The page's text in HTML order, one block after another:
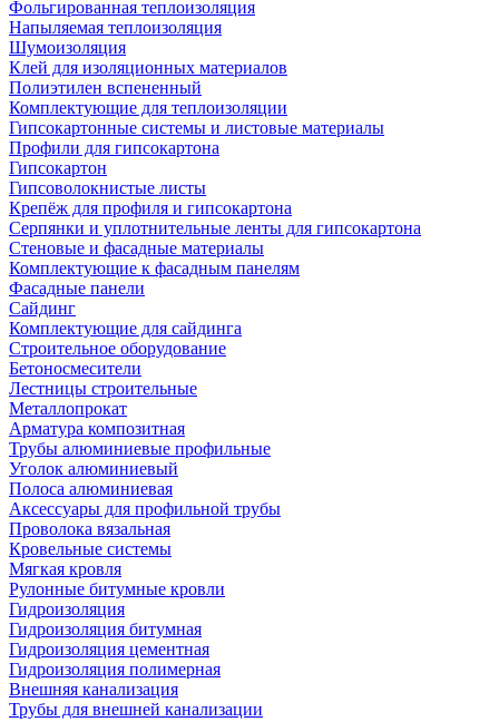
Фольгированная теплоизоляция
Напыляемая теплоизоляция
Шумоизоляция
Клей для изоляционных материалов
Полиэтилен вспененный
Комплектующие для теплоизоляции
Гипсокартонные системы и листовые материалы
Профили для гипсокартона
Гипсокартон
Гипсоволокнистые листы
Крепёж для профиля и гипсокартона
Серпянки и уплотнительные ленты для гипсокартона
Стеновые и фасадные материалы
Комплектующие к фасадным панелям
Фасадные панели
Сайдинг
Комплектующие для сайдинга
Строительное оборудование
Бетоносмесители
Лестницы строительные
Металлопрокат
Арматура композитная
Трубы алюминиевые профильные
Уголок алюминиевый
Полоса алюминиевая
Аксессуары для профильной трубы
Проволока вязальная
Кровельные системы
Мягкая кровля
Рулонные битумные кровли
Гидроизоляция
Гидроизоляция битумная
Гидроизоляция цементная
Гидроизоляция полимерная
Внешняя канализация
Трубы для внешней канализации